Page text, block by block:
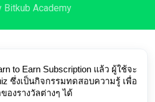
Bitkub Academy
to Earn Subscription แล้ว ผู้ใช้จะ
ซึ่งเป็นกิจกรรมทดสอบความรู้ เพื่อ
องรางวัลต่างๆ ได้